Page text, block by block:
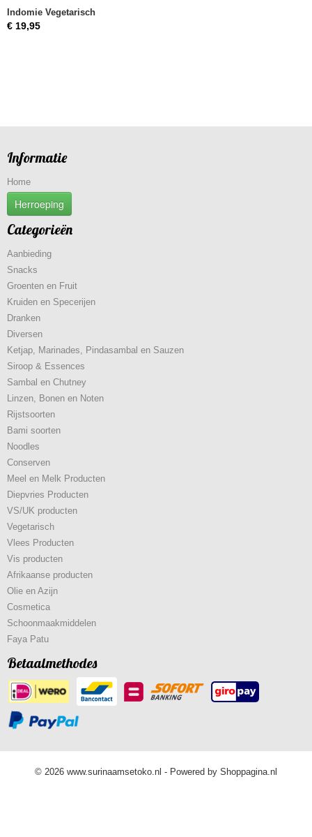
Indomie Vegetarisch
€ 19,95
Informatie
Home
Herroeping
Categorieën
Aanbieding
Snacks
Groenten en Fruit
Kruiden en Specerijen
Dranken
Diversen
Ketjap, Marinades, Pindasambal en Sauzen
Siroop & Essences
Sambal en Chutney
Linzen, Bonen en Noten
Rijstsoorten
Bami soorten
Noodles
Conserven
Meel en Melk Producten
Diepvries Producten
VS/UK producten
Vegetarisch
Vlees Producten
Vis producten
Afrikaanse producten
Olie en Azijn
Cosmetica
Schoonmaakmiddelen
Faya Patu
Betaalmethodes
© 2026 www.surinaamsetoko.nl - Powered by Shoppagina.nl